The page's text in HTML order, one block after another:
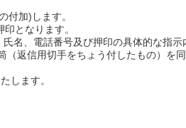
付加)します。
となります。
名、電話番号及び押印の具体的な指示
返信用切手をちょう付したもの）を
します。